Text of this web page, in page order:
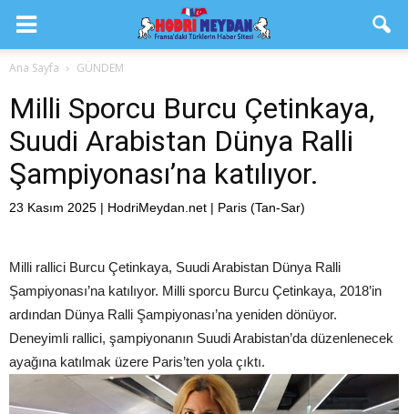
Ana Sayfa GÜNDEM
Milli Sporcu Burcu Çetinkaya,
Suudi Arabistan Dünya Ralli
Şampiyonası’na katılıyor.
23 Kasım 2025 | HodriMeydan.net | Paris (Tan-Sar)
Milli rallici Burcu Çetinkaya, Suudi Arabistan Dünya Ralli
Şampiyonası’na katılıyor. Milli sporcu Burcu Çetinkaya, 2018’in
ardından Dünya Ralli Şampiyonası’na yeniden dönüyor.
Deneyimli rallici, şampiyonanın Suudi Arabistan’da düzenlenecek
ayağına katılmak üzere Paris’ten yola çıktı.